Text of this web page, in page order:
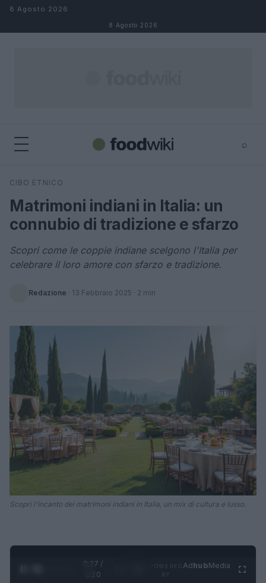
Salta al contenuto
8 Agosto 2026
8 Agosto 2026
⌕
Cerca
CIBO ETNICO
Matrimoni indiani in Italia: un
connubio di tradizione e sfarzo
Scopri come le coppie indiane scelgono l'Italia per
celebrare il loro amore con sfarzo e tradizione.
Redazione · 13 Febbraio 2025 · 2 min
Scopri l'incanto dei matrimoni indiani in Italia, un mix di cultura e lusso.
0:28 /
1:20
AdhubMedia